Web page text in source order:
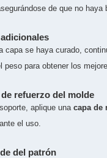
de que no haya
capa se haya curado,
peso para obtener los
refuerzo del molde
aplique una capa de
el uso.
del patrón